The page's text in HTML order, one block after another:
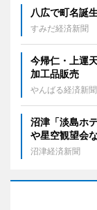
八広で町名誕
すみだ経済新聞
今帰仁・上運
加工品販売
やんばる経済新聞
沼津「淡島ホ
や星空観望会
沼津経済新聞